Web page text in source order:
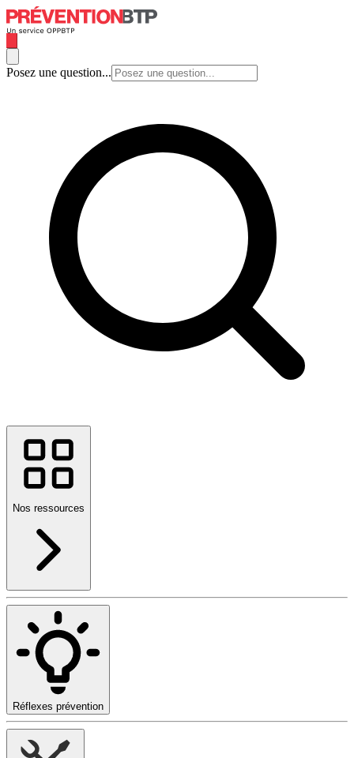
Posez une question...
Nos ressources
Réflexes prévention